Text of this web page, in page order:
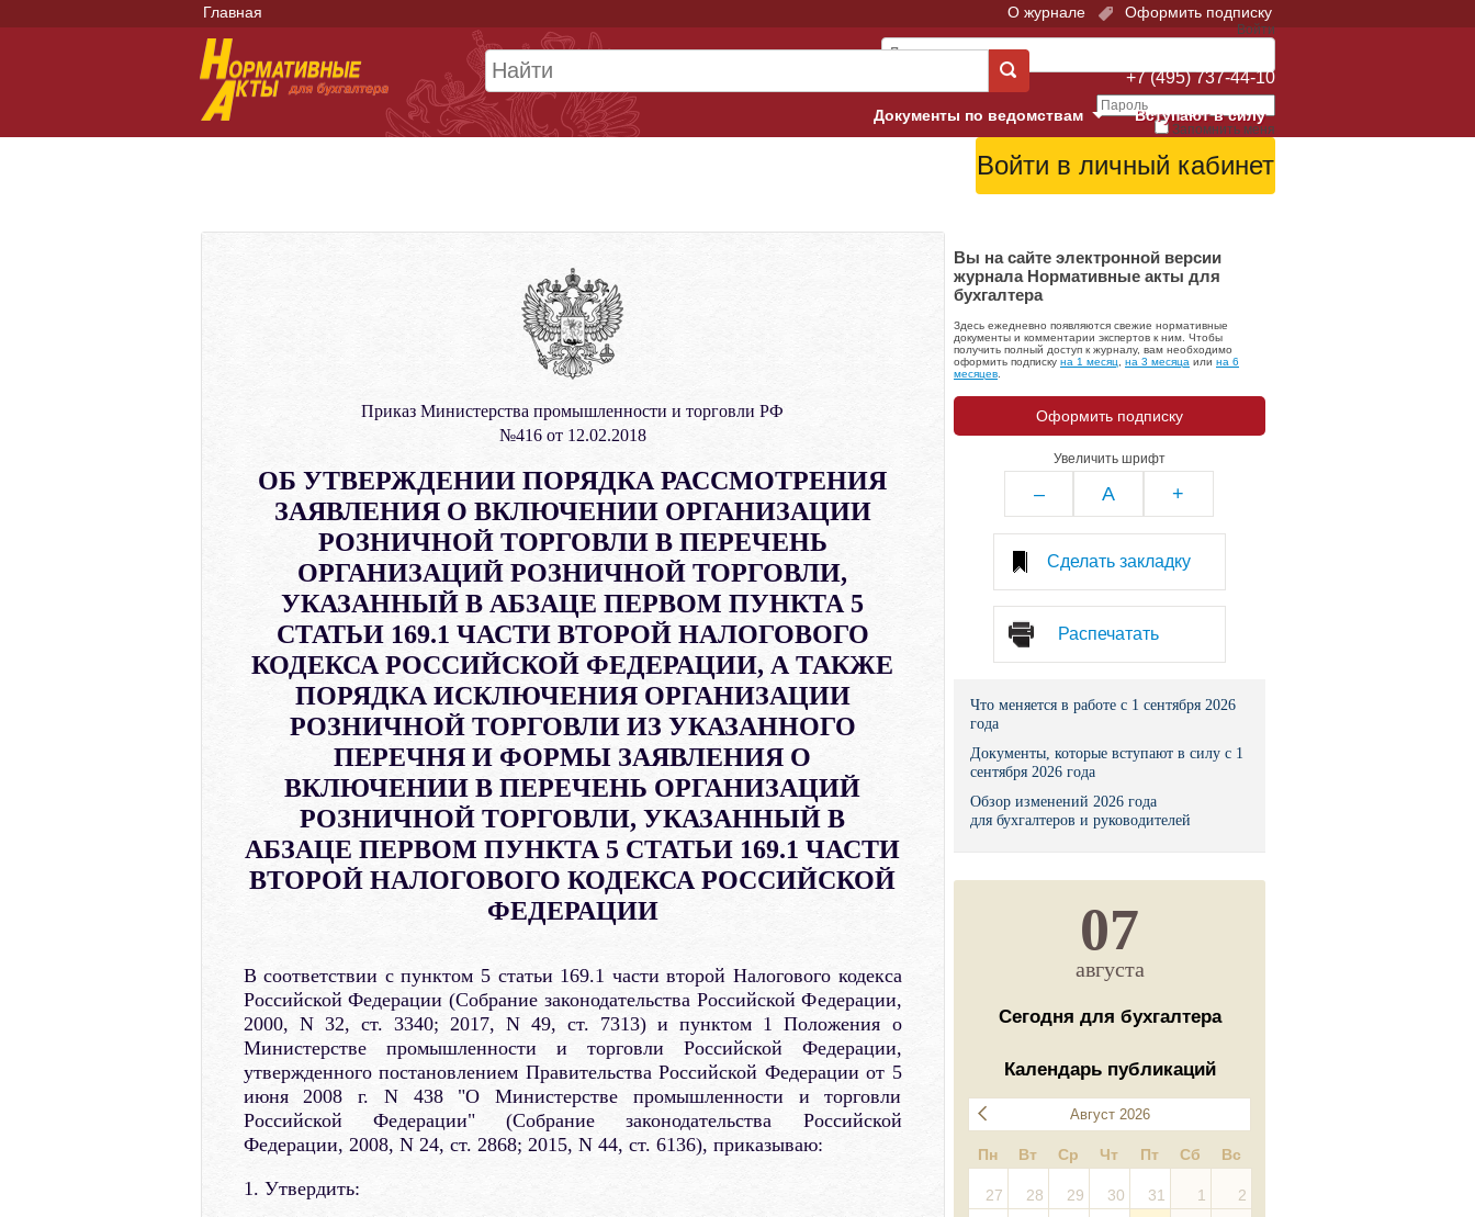
Главная О журнале Оформить подписку
Войти
Запомнить меня
+7 (495) 737-44-10
Вступают в силу
Документы по ведомствам
Арбитражные суды
Верховный Суд
Гострудинспекция в г. Москве
Конституционный Суд
Пенсионный фонд
Правительство
Президент: законы и указы
Социальный фонд России
Суд общей юрисдикции
Федеральная налоговая служба
Остальные ведомства
Приказ Министерства промышленности и торговли РФ
№416 от 12.02.2018
ОБ УТВЕРЖДЕНИИ ПОРЯДКА РАССМОТРЕНИЯ
ЗАЯВЛЕНИЯ О ВКЛЮЧЕНИИ ОРГАНИЗАЦИИ
РОЗНИЧНОЙ ТОРГОВЛИ В ПЕРЕЧЕНЬ
ОРГАНИЗАЦИЙ РОЗНИЧНОЙ ТОРГОВЛИ,
УКАЗАННЫЙ В АБЗАЦЕ ПЕРВОМ ПУНКТА 5
СТАТЬИ 169.1 ЧАСТИ ВТОРОЙ НАЛОГОВОГО
КОДЕКСА РОССИЙСКОЙ ФЕДЕРАЦИИ, А ТАКЖЕ
ПОРЯДКА ИСКЛЮЧЕНИЯ ОРГАНИЗАЦИИ
РОЗНИЧНОЙ ТОРГОВЛИ ИЗ УКАЗАННОГО
ПЕРЕЧНЯ И ФОРМЫ ЗАЯВЛЕНИЯ О
ВКЛЮЧЕНИИ В ПЕРЕЧЕНЬ ОРГАНИЗАЦИЙ
РОЗНИЧНОЙ ТОРГОВЛИ, УКАЗАННЫЙ В
АБЗАЦЕ ПЕРВОМ ПУНКТА 5 СТАТЬИ 169.1 ЧАСТИ
ВТОРОЙ НАЛОГОВОГО КОДЕКСА РОССИЙСКОЙ
ФЕДЕРАЦИИ
В соответствии с пунктом 5 статьи 169.1 части второй Налогового кодекса
Российской Федерации (Собрание законодательства Российской Федерации,
2000, N 32, ст. 3340; 2017, N 49, ст. 7313) и пунктом 1 Положения о
Министерстве промышленности и торговли Российской Федерации,
утвержденного постановлением Правительства Российской Федерации от 5
июня 2008 г. N 438 "О Министерстве промышленности и торговли
Российской Федерации" (Собрание законодательства Российской
Федерации, 2008, N 24, ст. 2868; 2015, N 44, ст. 6136), приказываю:
1. Утвердить:
Вы на сайте электронной версии
журнала Нормативные акты для
бухгалтера
Здесь ежедневно появляются свежие нормативные
документы и комментарии экспертов к ним. Чтобы
получить полный доступ к журналу, вам необходимо
оформить подписку на 1 месяц, на 3 месяца или на 6
месяцев.
Оформить подписку
Увеличить шрифт
– A +
Сделать закладку
Распечатать
Что меняется в работе с 1 сентября 2026
года
Документы, которые вступают в силу с 1
сентября 2026 года
Обзор изменений 2026 года
для бухгалтеров и руководителей
07
августа
Сегодня для бухгалтера
Календарь публикаций
Август 2026
Пн Вт Ср Чт Пт Сб Вс
27 28 29 30 31 1 2